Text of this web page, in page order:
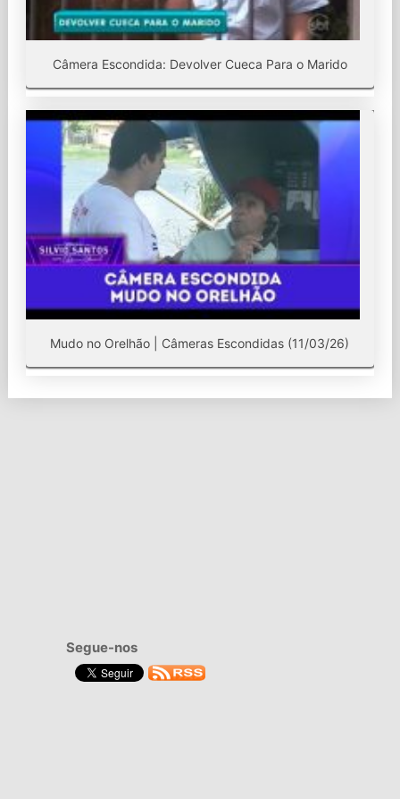
Câmera Escondida: Devolver Cueca Para o Marido
Mudo no Orelhão | Câmeras Escondidas (11/03/26)
Segue-nos